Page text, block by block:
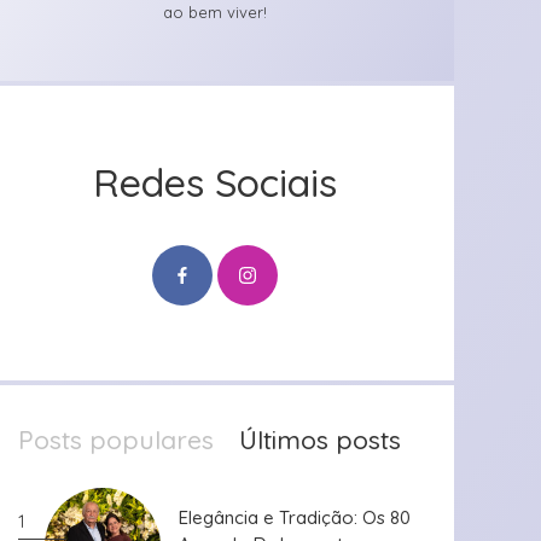
ao bem viver!
Redes Sociais
Posts populares Últimos posts
1
Elegância e Tradição: Os 80
Elegância e Tradição: Os 80